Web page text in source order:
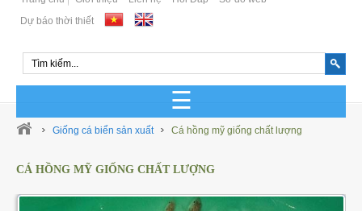
Dự báo thời thiết
GIỐNG CÁ BIỂN SẢN XUẤT
GIỐNG CÁ BIỂN TỰ NHIÊN
GIỐNG CÁ MÚ SẢN XUẤT
Giống cá biển sản xuất Cá hồng mỹ giống chất lượng
CÁ HỒNG MỸ GIỐNG CHẤT LƯỢNG